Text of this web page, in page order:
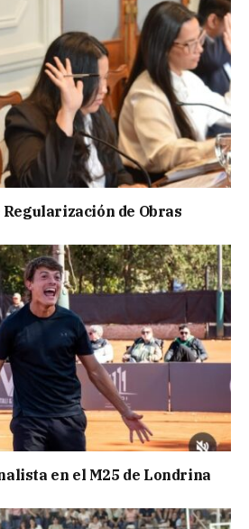
de Obras
en el M25 de Londrina